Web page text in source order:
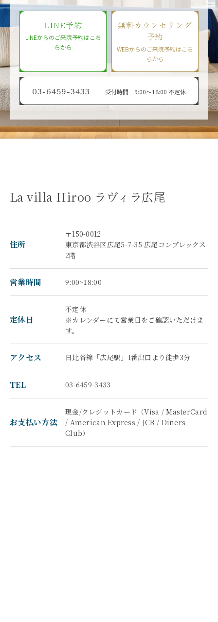
LINE予約
LINEからのご来院予約はこち
らから
無料カウンセリング
予約
WEBからのご来院予約はこち
らから
03-6459-3433 受付時間 9:00〜18:00 不定休
La villa Hiroo ラヴィラ広尾
住所
〒150-0012
東京都渋谷区広尾5-7-35 広尾コンプレックス
2階
営業時間 9:00~18:00
定休日
不定休
※カレンダーにて営業日をご確認いただけま
す。
アクセス 日比谷線「広尾駅」1番出口より徒歩3分
TEL 03-6459-3433
お支払い方法
現金/クレジットカード（Visa / MasterCard
/ American Express / JCB / Diners
Club）